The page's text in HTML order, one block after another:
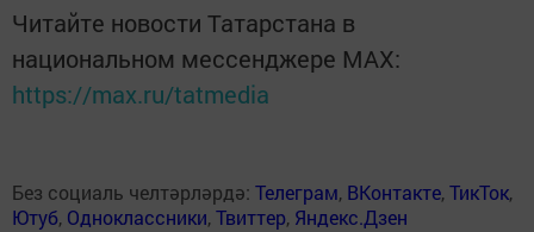
Читайте новости Татарстана в
национальном мессенджере MАХ:
https://max.ru/tatmedia
Без социаль челтәрләрдә: Телеграм, ВКонтакте,ТикТок,
Ютуб, Одноклассники,Твиттер, Яндекс.Дзен